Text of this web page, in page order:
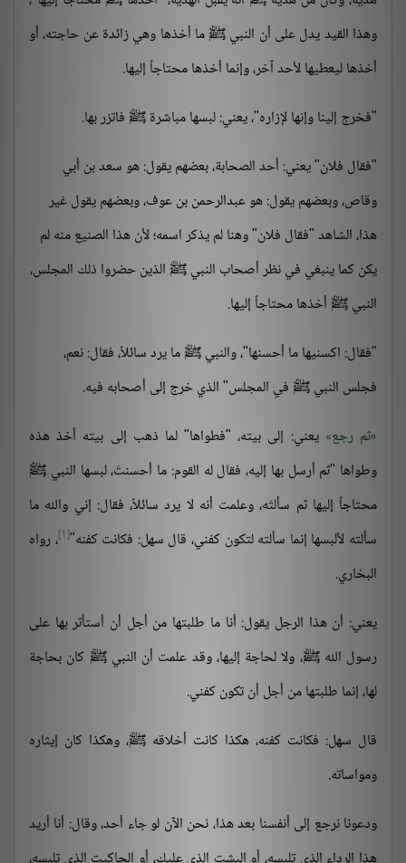
وهذا القيد يدل على أن النبي ﷺ ما أخذها وهي زائدة عن حاجته، أو
أخذها ليعطيها لأحد آخر، وإنما أخذها محتاجاً إليها.
"فخرج إلينا وإنها لإزاره"، يعني: لبسها مباشرة ﷺ فاتزر بها.
"فقال فلان" يعني: أحد الصحابة، بعضهم يقول: هو سعد بن أبي
وقاص، وبعضهم يقول: هو عبدالرحمن بن عوف، وبعضهم يقول غير
هذا، الشاهد "فقال فلان" وهنا لم يذكر اسمه؛ لأن هذا الصنيع منه لم
يكن كما ينبغي في نظر أصحاب النبي ﷺ الذين حضروا ذلك المجلس،
النبي ﷺ أخذها محتاجاً إليها.
"فقال: اكسنيها ما أحسنها"، والنبي ﷺ ما يرد سائلاً، فقال: نعم،
فجلس النبي ﷺ في المجلس"الذي خرج إلى أصحابه فيه.
ثم رجع يعني: إلى بيته، "فطواها" لما ذهب إلى بيته أخذ هذه
وطواها "ثم أرسل بها إليه، فقال له القوم: ما أحسنتَ، لبسها النبي ﷺ
محتاجاً إليها ثم سألتَه، وعلمت أنه لا يرد سائلاً، فقال: إني والله ما
سألته لألبسها إنما سألته لتكون كفني، قال سهل: فكانت كفنه"[1] ، رواه
البخاري.
يعني: أن هذا الرجل يقول: أنا ما طلبتها من أجل أن أستأثر بها على
رسول الله ﷺ، ولا لحاجة إليها، وقد علمت أن النبي ﷺ كان بحاجة
لها، إنما طلبتها من أجل أن تكون كفني.
قال سهل: فكانت كفنه، هكذا كانت أخلاقه ﷺ، وهكذا كان إيثاره
ومواساته.
ودعونا نرجع إلى أنفسنا بعد هذا، نحن الآن لو جاء أحد، وقال: أنا أريد